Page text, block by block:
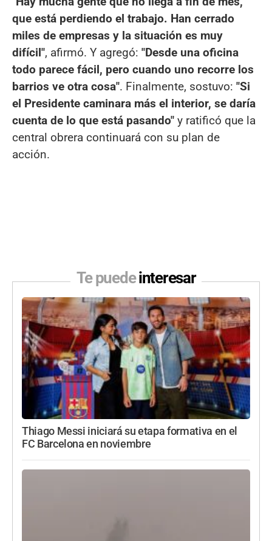
que está perdiendo el trabajo. Han cerrado
miles de empresas y la situación es muy
difícil", afirmó. Y agregó: "Desde una oficina
todo parece fácil, pero cuando uno recorre los
barrios ve otra cosa". Finalmente, sostuvo: "Si
el Presidente caminara más el interior, se daría
cuenta de lo que está pasando" y ratificó que la
central obrera continuará con su plan de
acción.
Te puedeinteresar
Thiago Messi iniciará su etapa formativa en el
FC Barcelona en noviembre